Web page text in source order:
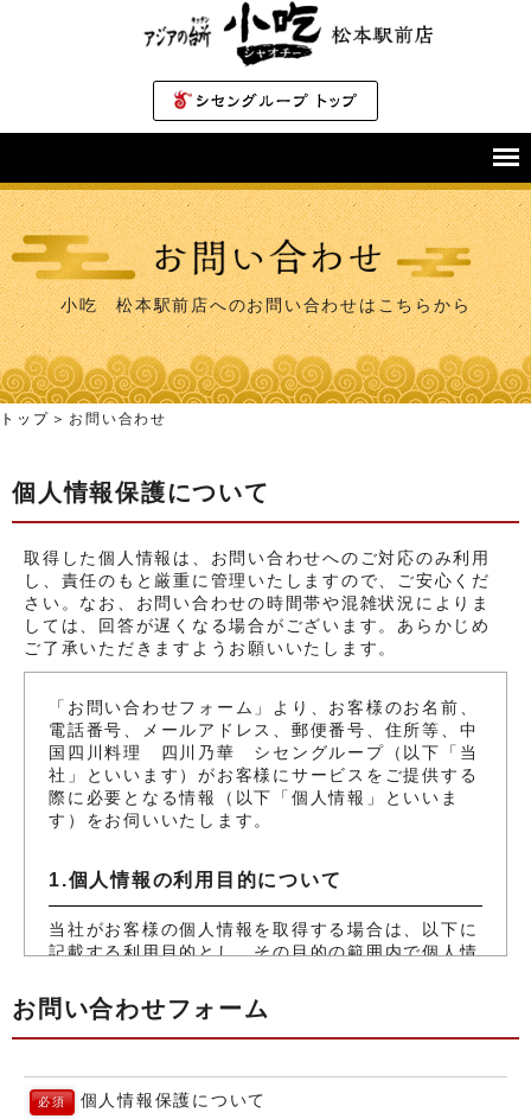
小吃 松本駅前店へのお問い合わせはこちらから
トップ お問い合わせ
個人情報保護について
取得した個人情報は、お問い合わせへのご対応のみ利用
し、責任のもと厳重に管理いたしますので、ご安心くだ
さい。なお、お問い合わせの時間帯や混雑状況によりま
しては、回答が遅くなる場合がございます。あらかじめ
ご了承いただきますようお願いいたします。
「お問い合わせフォーム」より、お客様のお名前、
電話番号、メールアドレス、郵便番号、住所等、中
国四川料理 四川乃華 シセングループ（以下「当
社」といいます）がお客様にサービスをご提供する
際に必要となる情報（以下「個人情報」といいま
す）をお伺いいたします。
1.個人情報の利用目的について
当社がお客様の個人情報を取得する場合は、以下に
記載する利用目的とし、その目的の範囲内で個人情
(1) お問い合わせに対する回答
(2) 当社からの情報提供（イベント等）
また、上記の目的以外で個人情報を利用させて戴く
とします。
お問い合わせフォーム
必須 個人情報保護について